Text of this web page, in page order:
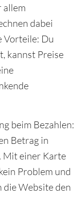
allem
dabei
Vorteile: Du
kannst Preise
beim Bezahlen:
Betrag in
Mit einer Karte
Problem und
die Website den